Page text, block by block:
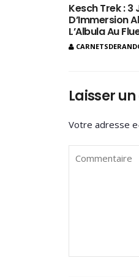
Kesch Trek : 3
D’Immersion
L’Albula Au
Laisser
Votre adresse